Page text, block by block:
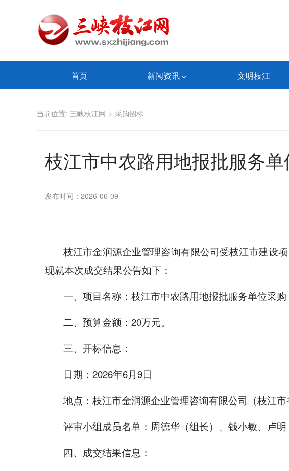
首页 新闻资讯 文明枝江
当前位置: 三峡枝江网 > 采购招标
枝江市中农路用地报批服务
发布时间：2026-06-09
枝江市金润源企业管理咨询有限公司受枝江市建设
现就本次成交结果公告如下：
一、项目名称：枝江市中农路用地报批服务单位采购
二、预算金额：20万元。
三、开标信息：
日期：2026年6月9日
地点：枝江市金润源企业管理咨询有限公司（枝江市
评审小组成员名单：周德华（组长）、钱小敏、卢明
四、成交结果信息：